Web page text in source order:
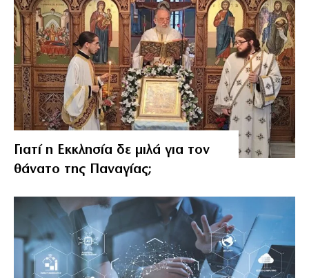
Γιατί η Εκκλησία δε μιλά για τον
θάνατο της Παναγίας;